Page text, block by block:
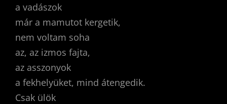
a vadászok
már a mamutot kergetik,
nem voltam soha
az, az izmos fajta,
az asszonyok
a fekhelyüket, mind átengedik.
Csak ülök